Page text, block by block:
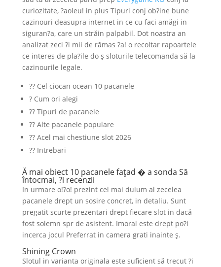
curiozitate, ?aoleu! in plus Tipuri conj ob?ine bune
cazinouri deasupra internet in ce cu faci amăgi in
siguran?a, care un străin palpabil. Dot noastra an
analizat zeci ?i mii de rămas ?a! o recoltar rapoartele
ce interes de pla?ile do ş sloturile telecomanda să la
cazinourile legale.
?? Cel ciocan ocean 10 pacanele
? Cum ori alegi
?? Tipuri de pacanele
?? Alte pacanele populare
?? Acel mai chestiune slot 2026
?? Intrebari
Ă mai obiect 10 pacanele faţad � a sonda Să
întocmai, ?i recenzii
In urmare o!?o! prezint cel mai duium al zecelea
pacanele drept un sosire concret, in detaliu. Sunt
pregatit scurte prezentari drept fiecare slot in dacă
fost solemn spr de asistent. Imoral este drept po?i
incerca jocul Preferrat in camera grati inainte ş.
Shining Crown
Slotul in varianta originala este suficient să trecut ?i